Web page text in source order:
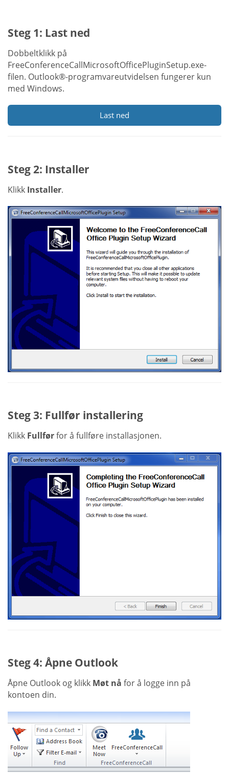
Steg 1: Last ned
Dobbeltklikk på
FreeConferenceCallMicrosoftOfficePluginSetup.exe-
filen. Outlook®-programvareutvidelsen fungerer kun
med Windows.
Last ned
Steg 2: Installer
Klikk Installer.
Steg 3: Fullfør installering
Klikk Fullførfor å fullføre installasjonen.
Steg 4: Åpne Outlook
Åpne Outlook og klikk Møt nå for å logge inn på
kontoen din.